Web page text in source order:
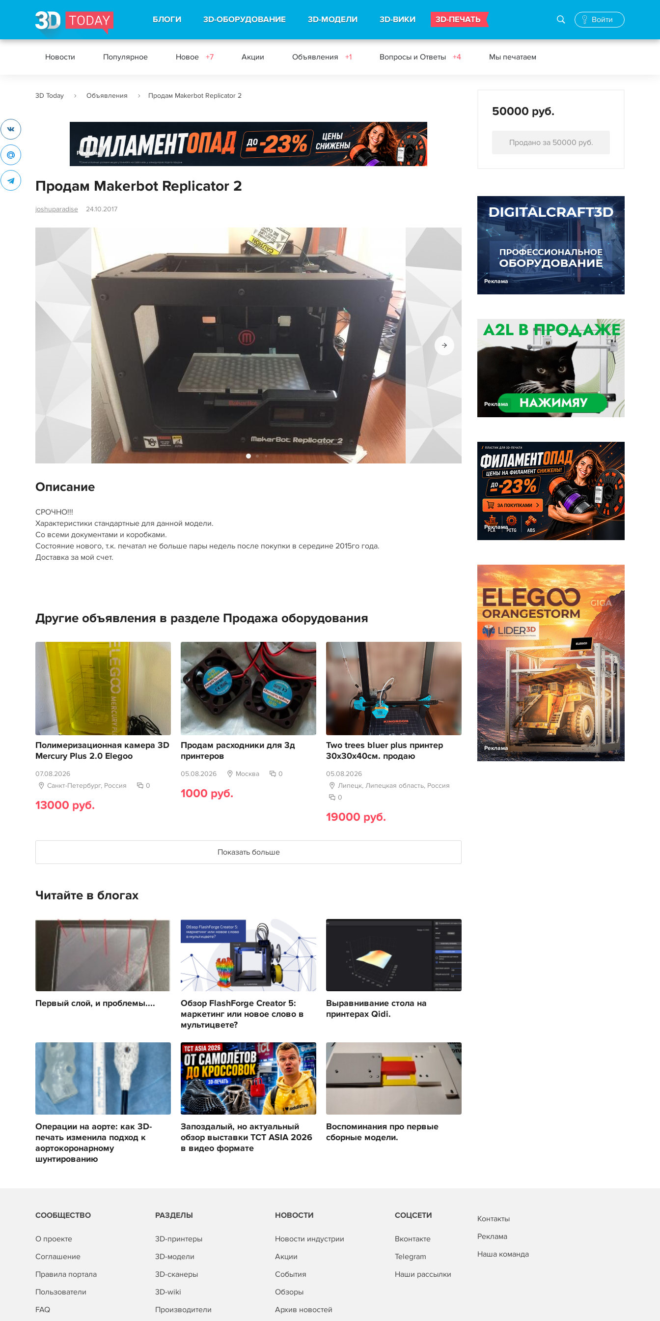
БЛОГИ 3D-ОБОРУДОВАНИЕ 3D-МОДЕЛИ 3D-ВИКИ 3D-ПЕЧАТЬ Войти
Новости Популярное Новое +7 Акции Объявления +1 Вопросы и Ответы +4 Мы печатаем
3D Today Объявления Продам Makerbot Replicator 2
Реклама
Продам Makerbot Replicator 2
joshuparadise 24.10.2017
Описание
СРОЧНО!!!
Характеристики стандартные для данной модели.
Со всеми документами и коробками.
Состояние нового, т.к. печатал не больше пары недель после покупки в середине 2015го года.
Доставка за мой счет.
Другие объявления в разделе Продажа оборудования
Полимеризационная камера 3D
Mercury Plus 2.0 Elegoo
07.08.2026
Санкт-Петербург, Россия
0
13000 руб.
Продам расходники для 3д
принтеров
05.08.2026 Москва 0
1000 руб.
Two trees bluer plus принтер
30х30х40см. продаю
05.08.2026
Липецк, Липецкая область, Россия
0
19000 руб.
Показать больше
Читайте в блогах
Первый слой, и проблемы....
Обзор FlashForge Creator 5:
маркетинг или новое слово в
мультицвете?
Выравнивание стола на
принтерах Qidi.
Операции на аорте: как 3D-
печать изменила подход к
аортокоронарному
шунтированию
Запоздалый, но актуальный
обзор выставки TCT ASIA 2026
в видео формате
Воспоминания про первые
сборные модели.
50000 руб.
Продано за 50000 руб.
Реклама
Реклама
Реклама
Реклама
СООБЩЕСТВО
О проекте
Соглашение
Правила портала
Пользователи
FAQ
РАЗДЕЛЫ
3D-принтеры
3D-модели
3D-сканеры
3D-wiki
Производители
НОВОСТИ
Новости индустрии
Акции
События
Обзоры
Архив новостей
СОЦСЕТИ
Вконтакте
Telegram
Наши рассылки
Контакты
Реклама
Наша команда